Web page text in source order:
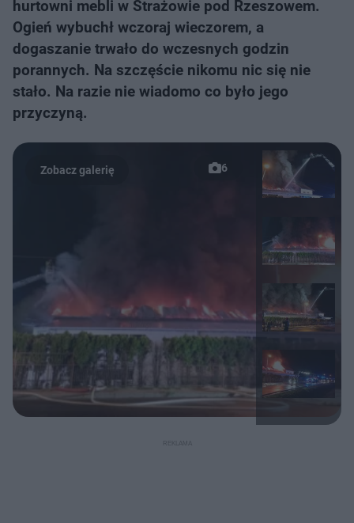
hurtowni mebli w Strażowie pod Rzeszowem.
Ogień wybuchł wczoraj wieczorem, a
dogaszanie trwało do wczesnych godzin
porannych. Na szczęście nikomu nic się nie
stało. Na razie nie wiadomo co było jego
przyczyną.
6